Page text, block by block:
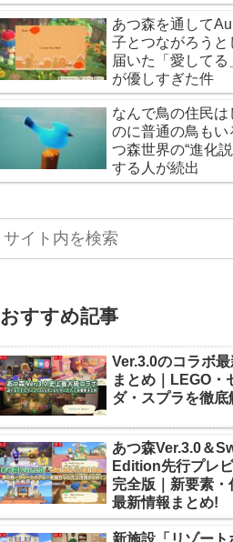
あつ森を通して
子とつながろうと
届いた「愛してる
が優しすぎた件
なんで鳥の住民は
のに普通の鳥もい
つ森世界の“進化
する人が続出
おすすめ記事
Ver.3.0のコラボ
まとめ｜LEGO・
ダ・スプラを徹底
あつ森Ver.3.0＆
Edition先行プレ
完全版｜新要素・
最新情報まとめ!